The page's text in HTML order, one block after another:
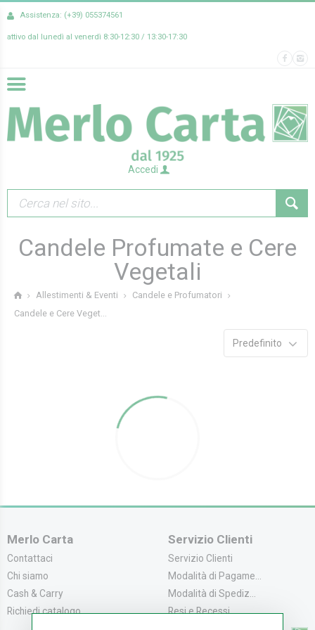
Assistenza: (+39) 055374561
attivo dal lunedì al venerdì 8:30-12:30 / 13:30-17:30
Accedi
Candele Profumate e Cere
Vegetali
Allestimenti & Eventi
Candele e Profumatori
Candele e Cere Veget...
Predefinito
Merlo Carta
Contattaci
Chi siamo
Cash & Carry
Richiedi catalogo
Servizio Clienti
Servizio Clienti
Modalità di Pagame...
Modalità di Spediz...
Resi e Recessi